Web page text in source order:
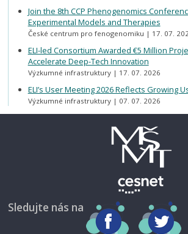
Join the 8th CCP Phenogenomics
Experimental Models and Therapies
České centrum pro fenogenomiku 17. 07.
ELI-led Consortium Awarded €5 Million
Accelerate Deep-Tech Innovation
Výzkumné infrastruktury 17. 07. 2026
ELI’s User Meeting 2026 Reflects Growing
Výzkumné infrastruktury 07. 07. 2026
Sledujte nás na